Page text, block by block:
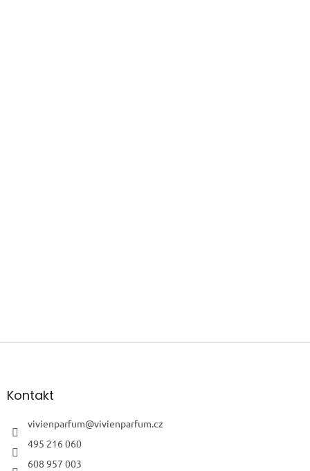
Z
aKontakt
vivienparfum@vivienparfum.cz
495 216 060
608 957 003